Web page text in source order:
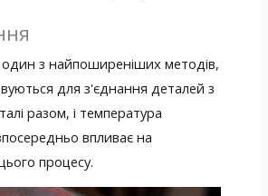
з найпоширеніших методів,
для з'єднання деталей з
разом, і температура
впливає на
процесу.